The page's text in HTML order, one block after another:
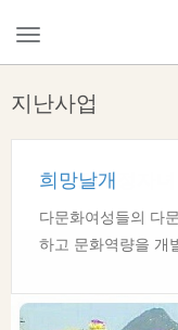
메
뉴
기
지난사업
희망날개
다문화여성들의 다
하고 문화역량을 개
양육미혼모 삶
아이가 안전하